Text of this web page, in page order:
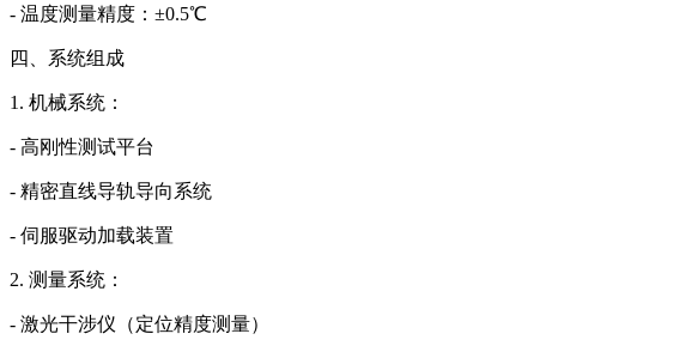
- 温度测量精度：±0.5℃
四、系统组成
1. 机械系统：
- 高刚性测试平台
- 精密直线导轨导向系统
- 伺服驱动加载装置
2. 测量系统：
- 激光干涉仪（定位精度测量）